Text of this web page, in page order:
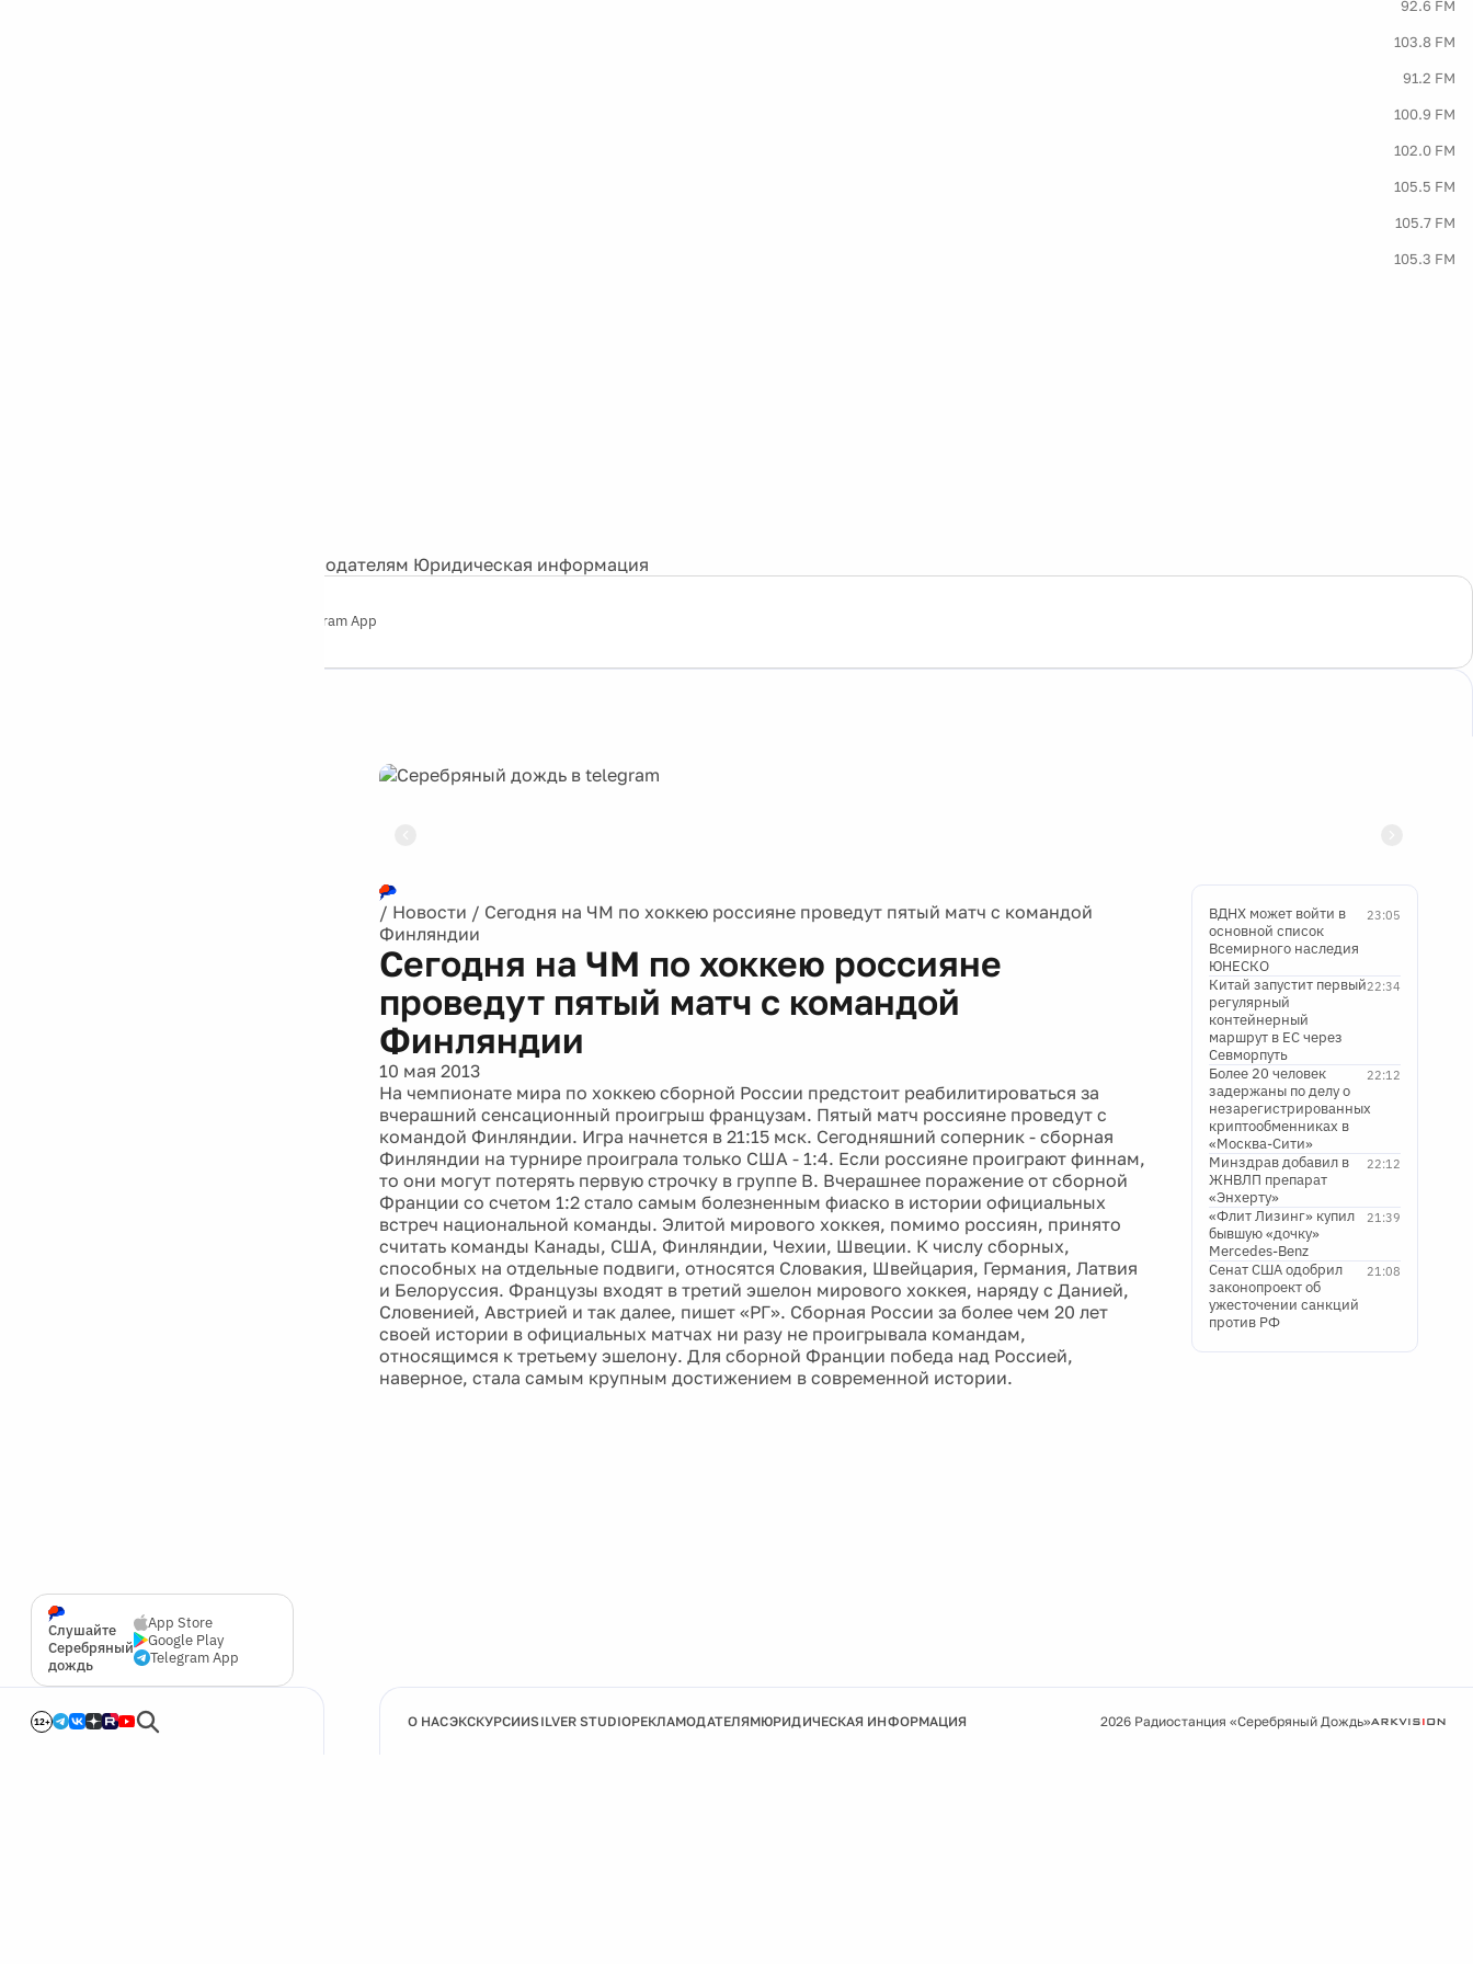
92.6 FM
103.8 FM
91.2 FM
100.9 FM
102.0 FM
105.5 FM
105.7 FM
105.3 FM
Рекламодателям Юридическая информация
Telegram App
Слушайте
Серебряный
дождь
App Store
Google Play
Telegram App
12+
/ Новости / Сегодня на ЧМ по хоккею россияне проведут пятый матч с командой
Финляндии
Сегодня на ЧМ по хоккею россияне
проведут пятый матч с командой
Финляндии
10 мая 2013
На чемпионате мира по хоккею сборной России предстоит реабилитироваться за
вчерашний сенсационный проигрыш французам. Пятый матч россияне проведут с
командой Финляндии. Игра начнется в 21:15 мск. Сегодняшний соперник - сборная
Финляндии на турнире проиграла только США - 1:4. Если россияне проиграют финнам,
то они могут потерять первую строчку в группе В. Вчерашнее поражение от сборной
Франции со счетом 1:2 стало самым болезненным фиаско в истории официальных
встреч национальной команды. Элитой мирового хоккея, помимо россиян, принято
считать команды Канады, США, Финляндии, Чехии, Швеции. К числу сборных,
способных на отдельные подвиги, относятся Словакия, Швейцария, Германия, Латвия
и Белоруссия. Французы входят в третий эшелон мирового хоккея, наряду с Данией,
Словенией, Австрией и так далее, пишет «РГ». Сборная России за более чем 20 лет
своей истории в официальных матчах ни разу не проигрывала командам,
относящимся к третьему эшелону. Для сборной Франции победа над Россией,
наверное, стала самым крупным достижением в современной истории.
23:05
ВДНХ может войти в
основной список
Всемирного наследия
ЮНЕСКО
22:34
Китай запустит первый
регулярный
контейнерный
маршрут в ЕС через
Севморпуть
22:12
Более 20 человек
задержаны по делу о
незарегистрированных
криптообменниках в
«Москва-Сити»
22:12
Минздрав добавил в
ЖНВЛП препарат
«Энхерту»
21:39
«Флит Лизинг» купил
бывшую «дочку»
Mercedes-Benz
21:08
Сенат США одобрил
законопроект об
ужесточении санкций
против РФ
О НАСЭКСКУРСИИSILVER STUDIOРЕКЛАМОДАТЕЛЯМЮРИДИЧЕСКАЯ ИНФОРМАЦИЯ 2026 Радиостанция «Серебряный Дождь»